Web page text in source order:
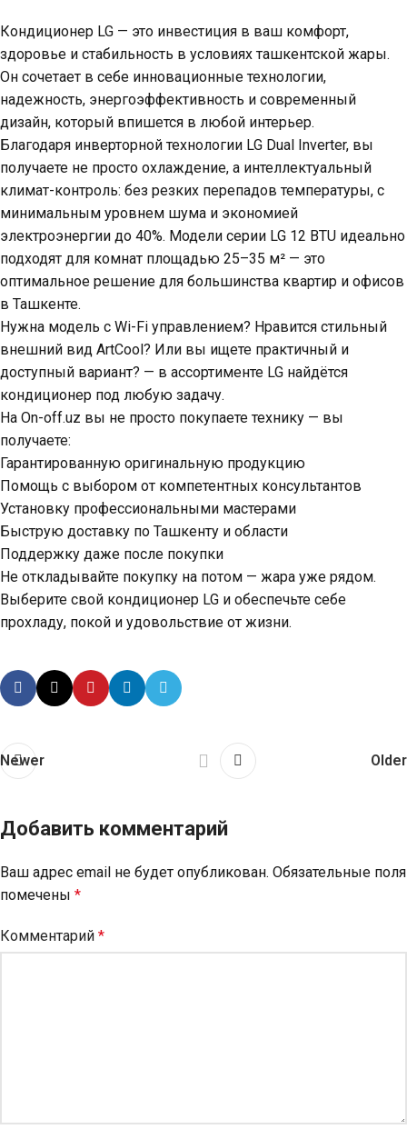
Кондиционер LG — это инвестиция в ваш комфорт,
здоровье и стабильность в условиях ташкентской жары.
Он сочетает в себе инновационные технологии,
надежность, энергоэффективность и современный
дизайн, который впишется в любой интерьер.
Благодаря инверторной технологии LG Dual Inverter, вы
получаете не просто охлаждение, а интеллектуальный
климат-контроль: без резких перепадов температуры, с
минимальным уровнем шума и экономией
электроэнергии до 40%. Модели серии LG 12 BTU идеально
подходят для комнат площадью 25–35 м² — это
оптимальное решение для большинства квартир и офисов
в Ташкенте.
Нужна модель с Wi-Fi управлением? Нравится стильный
внешний вид ArtCool? Или вы ищете практичный и
доступный вариант? — в ассортименте LG найдётся
кондиционер под любую задачу.
На On-off.uz вы не просто покупаете технику — вы
получаете:
Гарантированную оригинальную продукцию
Помощь с выбором от компетентных консультантов
Установку профессиональными мастерами
Быструю доставку по Ташкенту и области
Поддержку даже после покупки
Не откладывайте покупку на потом — жара уже рядом.
Выберите свой кондиционер LG и обеспечьте себе
прохладу, покой и удовольствие от жизни.
Newer Older
Добавить комментарий
Ваш адрес email не будет опубликован. Обязательные поля
помечены *
Комментарий *